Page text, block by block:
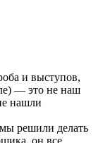
и выступов,
— это не наш
нашли
решили делать
он все